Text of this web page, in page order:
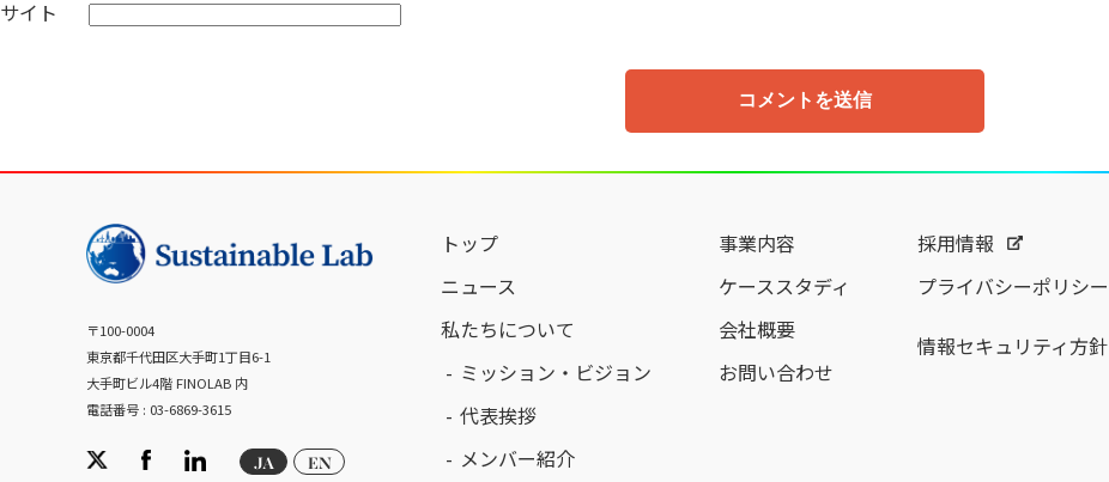
サイト
〒100-0004
東京都千代田区大手町1丁目6-1
大手町ビル4階 FINOLAB 内
電話番号 : 03-6869-3615
JA EN
トップ
ニュース
私たちについて
ミッション・ビジョン
代表挨拶
メンバー紹介
事業内容
ケーススタディ
会社概要
お問い合わせ
採用情報
プライバシーポリシー
情報セキュリティ方針